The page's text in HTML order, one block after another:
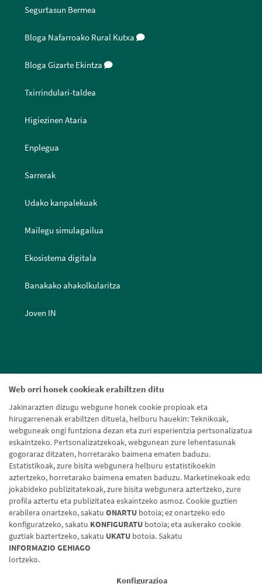
Web orri honek cookieak erabiltzen ditu
Jakinarazten dizugu webgune honek cookie propioak eta
hirugarrenenak erabiltzen dituela, helburu hauekin: Teknikoak,
webguneak ongi funtziona dezan eta zuri esperientzia pertsonalizatua
eskaintzeko. Pertsonalizatzekoak, webgunean zure lehentasunak
gogoraraz ditzaten, horretarako baimena ematen baduzu.
Estatistikoak, zure bisita webgunera helburu estatistikoekin
aztertzeko, horretarako baimena ematen baduzu. Marketinekoak edo
jokabideko publizitatekoak, zure bisita webgunera aztertzeko, zure
profila aztertu eta publizitatea eskaintzeko asmoz. Cookie guztien
erabilera onartzeko, sakatu ONARTU botoia; ez onartzeko edo
konfiguratzeko, sakatu KONFIGURATU botoia; eta aukerako cookie
guztiak baztertzeko, sakatu UKATU botoia. Sakatu
INFORMAZIO GEHIAGO
lortzeko.
Konfigurazioa
Segurtasun Bermea
Bloga Nafarroako Rural Kutxa
Bloga Gizarte Ekintza
Txirrindulari-taldea
Higiezinen Ataria
Enplegua
Sarrerak
Udako kanpalekuak
Mailegu simulagailua
Ekosistema digitala
Banakako ahakolkularitza
Joven IN
Lege-oharra Cookien politika Datuen babesa